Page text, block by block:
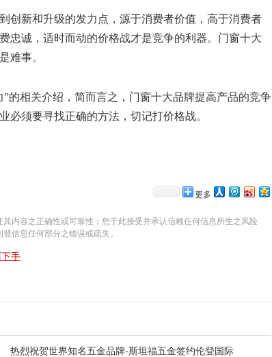
创新和升级的发力点，源于消费者价值，高于消费者
忠诚，适时而动的价格战才是竞争的利器。门窗十大
难事。
的相关介绍，简而言之，门窗十大品牌提高产品的竞争
必须要寻找正确的方法，切记打价格战。
更多
内容之正确性或可靠性；您于此接受并承认信赖任何信息所生之风险
信息任何部分之错误或疏失。
手
热烈祝贺世界知名五金品牌-斯坦福五金签约伦登国际